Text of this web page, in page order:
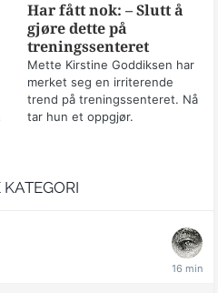
Har fått nok: – Slutt å
gjøre dette på
treningssenteret
Mette Kirstine Goddiksen har
merket seg en irriterende
trend på treningssenteret. Nå
tar hun et oppgjør.